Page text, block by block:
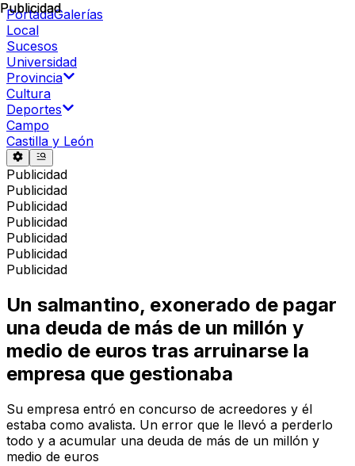
PortadaGalerías
Local
Sucesos
Universidad
Provincia
Cultura
Deportes
Campo
Castilla y León
Publicidad
Publicidad
Publicidad
Publicidad
Publicidad
Publicidad
Publicidad
Publicidad
Un salmantino, exonerado de pagar
una deuda de más de un millón y
medio de euros tras arruinarse la
empresa que gestionaba
Su empresa entró en concurso de acreedores y él
estaba como avalista. Un error que le llevó a perderlo
todo y a acumular una deuda de más de un millón y
medio de euros
Publicidad